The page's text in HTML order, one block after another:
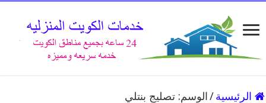
الرئيسية / الوسم:تصليج بنتلي